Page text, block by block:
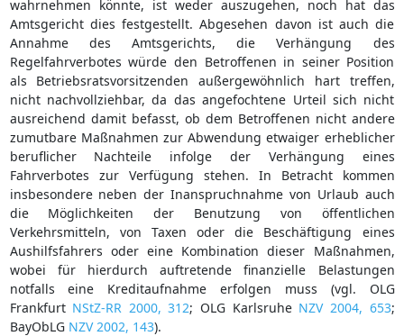
wahrnehmen könnte, ist weder auszugehen, noch hat das
Amtsgericht dies festgestellt. Abgesehen davon ist auch die
Annahme des Amtsgerichts, die Verhängung des
Regelfahrverbotes würde den Betroffenen in seiner Position
als Betriebsratsvorsitzenden außergewöhnlich hart treffen,
nicht nachvollziehbar, da das angefochtene Urteil sich nicht
ausreichend damit befasst, ob dem Betroffenen nicht andere
zumutbare Maßnahmen zur Abwendung etwaiger erheblicher
beruflicher Nachteile infolge der Verhängung eines
Fahrverbotes zur Verfügung stehen. In Betracht kommen
insbesondere neben der Inanspruchnahme von Urlaub auch
die Möglichkeiten der Benutzung von öffentlichen
Verkehrsmitteln, von Taxen oder die Beschäftigung eines
Aushilfsfahrers oder eine Kombination dieser Maßnahmen,
wobei für hierdurch auftretende finanzielle Belastungen
notfalls eine Kreditaufnahme erfolgen muss (vgl. OLG
Frankfurt NStZ-RR 2000, 312; OLG Karlsruhe NZV 2004, 653;
BayObLG NZV 2002, 143).